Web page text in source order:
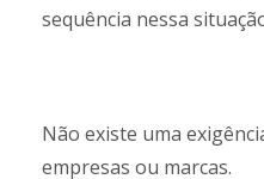
sequência nessa
Não existe uma
empresas ou marcas.